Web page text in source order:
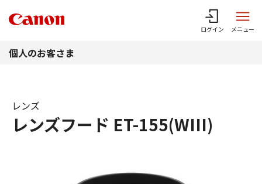
ログイン メニュー
個人のお客さま
レンズフード ET-155(WIII)
レンズ